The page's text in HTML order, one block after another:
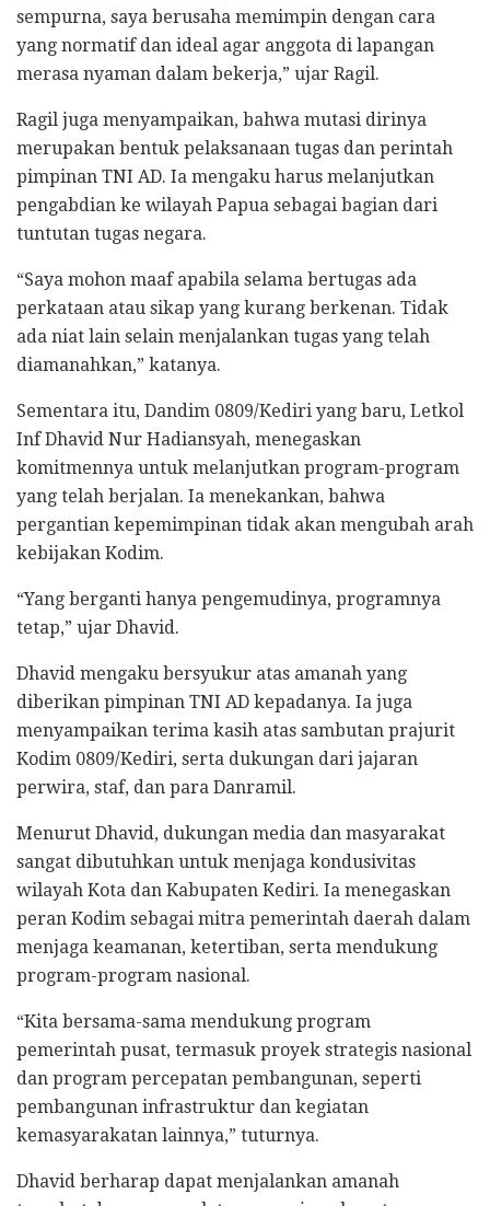
sempurna, saya berusaha memimpin dengan cara
yang normatif dan ideal agar anggota di lapangan
merasa nyaman dalam bekerja,” ujar Ragil.
Ragil juga menyampaikan, bahwa mutasi dirinya
merupakan bentuk pelaksanaan tugas dan perintah
pimpinan TNI AD. Ia mengaku harus melanjutkan
pengabdian ke wilayah Papua sebagai bagian dari
tuntutan tugas negara.
“Saya mohon maaf apabila selama bertugas ada
perkataan atau sikap yang kurang berkenan. Tidak
ada niat lain selain menjalankan tugas yang telah
diamanahkan,” katanya.
Sementara itu, Dandim 0809/Kediri yang baru, Letkol
Inf Dhavid Nur Hadiansyah, menegaskan
komitmennya untuk melanjutkan program-program
yang telah berjalan. Ia menekankan, bahwa
pergantian kepemimpinan tidak akan mengubah arah
kebijakan Kodim.
“Yang berganti hanya pengemudinya, programnya
tetap,” ujar Dhavid.
Dhavid mengaku bersyukur atas amanah yang
diberikan pimpinan TNI AD kepadanya. Ia juga
menyampaikan terima kasih atas sambutan prajurit
Kodim 0809/Kediri, serta dukungan dari jajaran
perwira, staf, dan para Danramil.
Menurut Dhavid, dukungan media dan masyarakat
sangat dibutuhkan untuk menjaga kondusivitas
wilayah Kota dan Kabupaten Kediri. Ia menegaskan
peran Kodim sebagai mitra pemerintah daerah dalam
menjaga keamanan, ketertiban, serta mendukung
program-program nasional.
“Kita bersama-sama mendukung program
pemerintah pusat, termasuk proyek strategis nasional
dan program percepatan pembangunan, seperti
pembangunan infrastruktur dan kegiatan
kemasyarakatan lainnya,” tuturnya.
Dhavid berharap dapat menjalankan amanah